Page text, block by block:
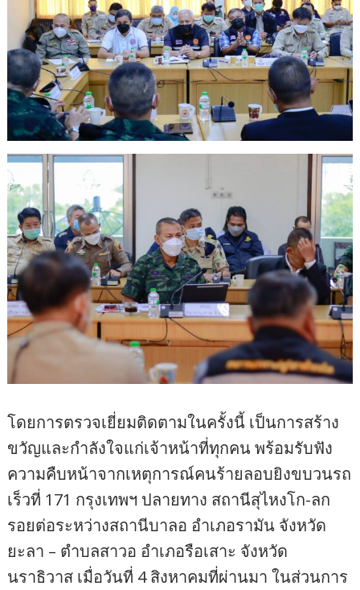
โดยการตรวจเยี่ยมติดตามในครั้งนี้ เป็นการสร้าง
ขวัญและกำลังใจแก่เจ้าหน้าที่ทุกคน พร้อมรับฟัง
ความคืบหน้าจากเหตุการณ์คนร้ายลอบยิงขบวนรถ
เร็วที่ 171 กรุงเทพฯ ปลายทาง สถานีสุไหงโก-ลก
รอยต่อระหว่างสถานีบาลอ อำเภอรามัน จังหวัด
ยะลา – ตำบลสาวอ อำเภอรือเสาะ จังหวัด
นราธิวาส เมื่อวันที่ 4 สิงหาคมที่ผ่านมา ในส่วนการ